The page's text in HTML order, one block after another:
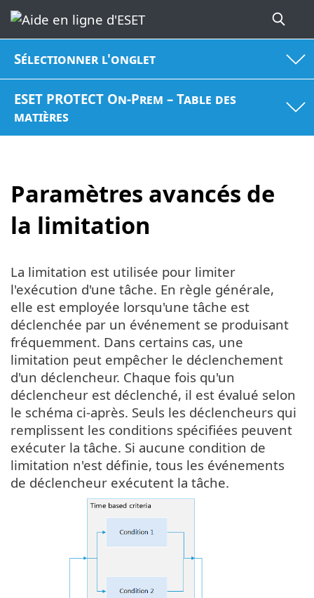
Sélectionner l'onglet
ESET PROTECT On-Prem – Table des
matières
Paramètres avancés de
la limitation
La limitation est utilisée pour limiter
l'exécution d'une tâche. En règle générale,
elle est employée lorsqu'une tâche est
déclenchée par un événement se produisant
fréquemment. Dans certains cas, une
limitation peut empêcher le déclenchement
d'un déclencheur. Chaque fois qu'un
déclencheur est déclenché, il est évalué selon
le schéma ci-après. Seuls les déclencheurs qui
remplissent les conditions spécifiées peuvent
exécuter la tâche. Si aucune condition de
limitation n'est définie, tous les événements
de déclencheur exécutent la tâche.